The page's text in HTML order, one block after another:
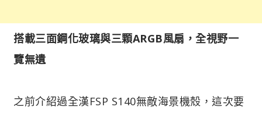
搭載三面鋼化玻璃與三顆ARGB風扇，全視野一
覽無遺
之前介紹過全漢FSP S140無敵海景機殼，這次要